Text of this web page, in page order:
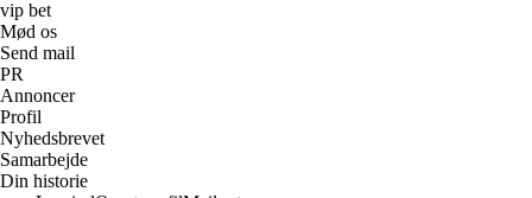
vip bet
Mød os
Send mail
PR
Annoncer
Profil
Nyhedsbrevet
Samarbejde
Din historie